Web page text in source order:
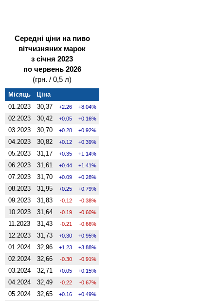
Середні ціни на пиво
вітчизняних марок
з січня 2023
по червень 2026
(грн. / 0,5 л)
Місяць
Ціна
01.2023
30,37 2.26 8.04%
02.2023 30,42 0.05 0.16%
03.2023 30,70 0.28 0.92%
04.2023 30,82 0.12 0.39%
05.2023 31,17 0.35 1.14%
06.2023 31,61 0.44 1.41%
07.2023 31,70 0.09 0.28%
08.2023 31,95 0.25 0.79%
09.2023 31,83 -0.12 -0.38%
10.2023 31,64 -0.19 -0.60%
11.2023 31,43 -0.21 -0.66%
12.2023 31,73 0.30 0.95%
01.2024 32,96 1.23 3.88%
02.2024 32,66 -0.30 -0.91%
03.2024 32,71 0.05 0.15%
04.2024 32,49 -0.22 -0.67%
05.2024 32,65 0.16 0.49%